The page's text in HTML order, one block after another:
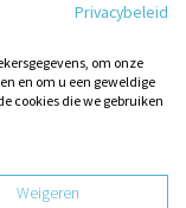
door
een vraag
Privacybeleid
om onze
en om u een geweldige
cookies die we gebruiken
Weigeren